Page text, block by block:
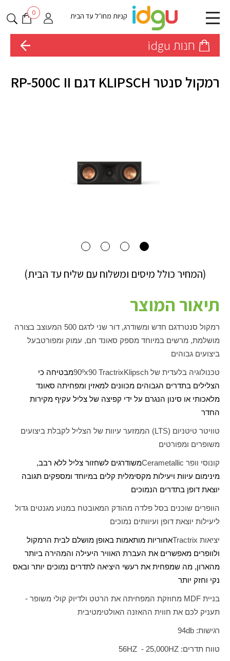
קניות מחו״ל עד הבית 0
חנות idgu
רמקול סנטר KLIPSCH דגם RP-500C II
(המחיר כולל מיסים ומשלוח עם שליח עד הבית)
תיאור המוצר
רמקול סנטר
דגם חדש ומשודרג, דור שני לדגם 500 המעוצב בצורה
מושלמת, מרשים במיוחד מספק סאונד חם, עמוק ומפורטבעל
ביצועים גבוהים
טכנולוגיה בלעדית של Klipsch
Tractrix
90ºxמבטיחה כי
הצלילים בתדרים הגבוהים מכוונים למאזין ומפחיתה סאונד
מלאכותי או סינון הנגרם על ידי קפיצה של צליל עקיף מקירות
החדר
טוויטר טיטניום (LTS) הממזער עיוות של הצליל לקבלת ביצועים
משופרים ומפורטים
קונוסי וופר Cerametallicמשודרגים לשחזור צליל ללא רבב,
מינימום עיוות ויעילות מקסימלית קלים במיוחד ומספקים תגובה
יוצאת דופן בתדרים הנמוכים
הוופרים שוכנים בסל פלדה מהודק המאובטח במנוע מגנטים גדול
ליעילות יוצאת דופן ועיוותים נמוכים
יציאות Tractrixאחוריות מותאמות באופן מושלם לבית הרמקול
ולוופרים מאפשרים את העברת האוויר היעילה והמהירה ביותר
מהארון, מה שמפחית את רעשי היציאה לתדרים נמוכים יותר ובאס
נקי וחזק יותר
בניית MDF מחוזקת המפחיתה את הרטט ולדיוק קולי משופר -
תעניק לכם את חווית ההאזנה האולטימטיבית
רגישות: db
94
טווח תדרים: HZ
25,000 -
HZ
56